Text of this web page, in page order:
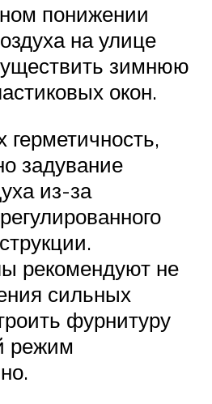
понижении
на улице
зимнюю
окон.
задувание
из-за
рекомендуют не
сильных
фурнитуру
режим